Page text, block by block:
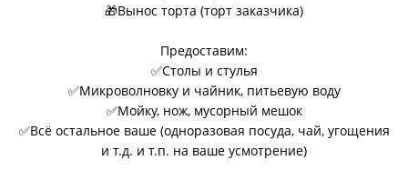
🎁Вынос торта (торт заказчика)
Предоставим:
✅Столы и стулья
✅Микроволновку и чайник, питьевую воду
✅Мойку, нож, мусорный мешок
✅Всё остальное ваше (одноразовая посуда, чай, угощения
и т.д. и т.п. на ваше усмотрение)